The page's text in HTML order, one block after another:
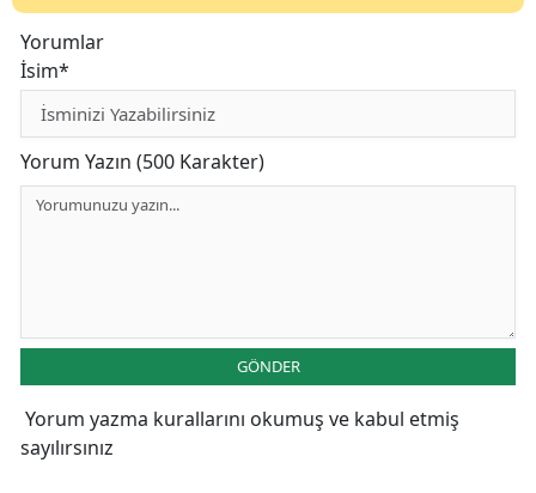
Yorumlar
İsim*
Yorum Yazın (500 Karakter)
GÖNDER
Yorum yazma kurallarını okumuş ve kabul etmiş
sayılırsınız